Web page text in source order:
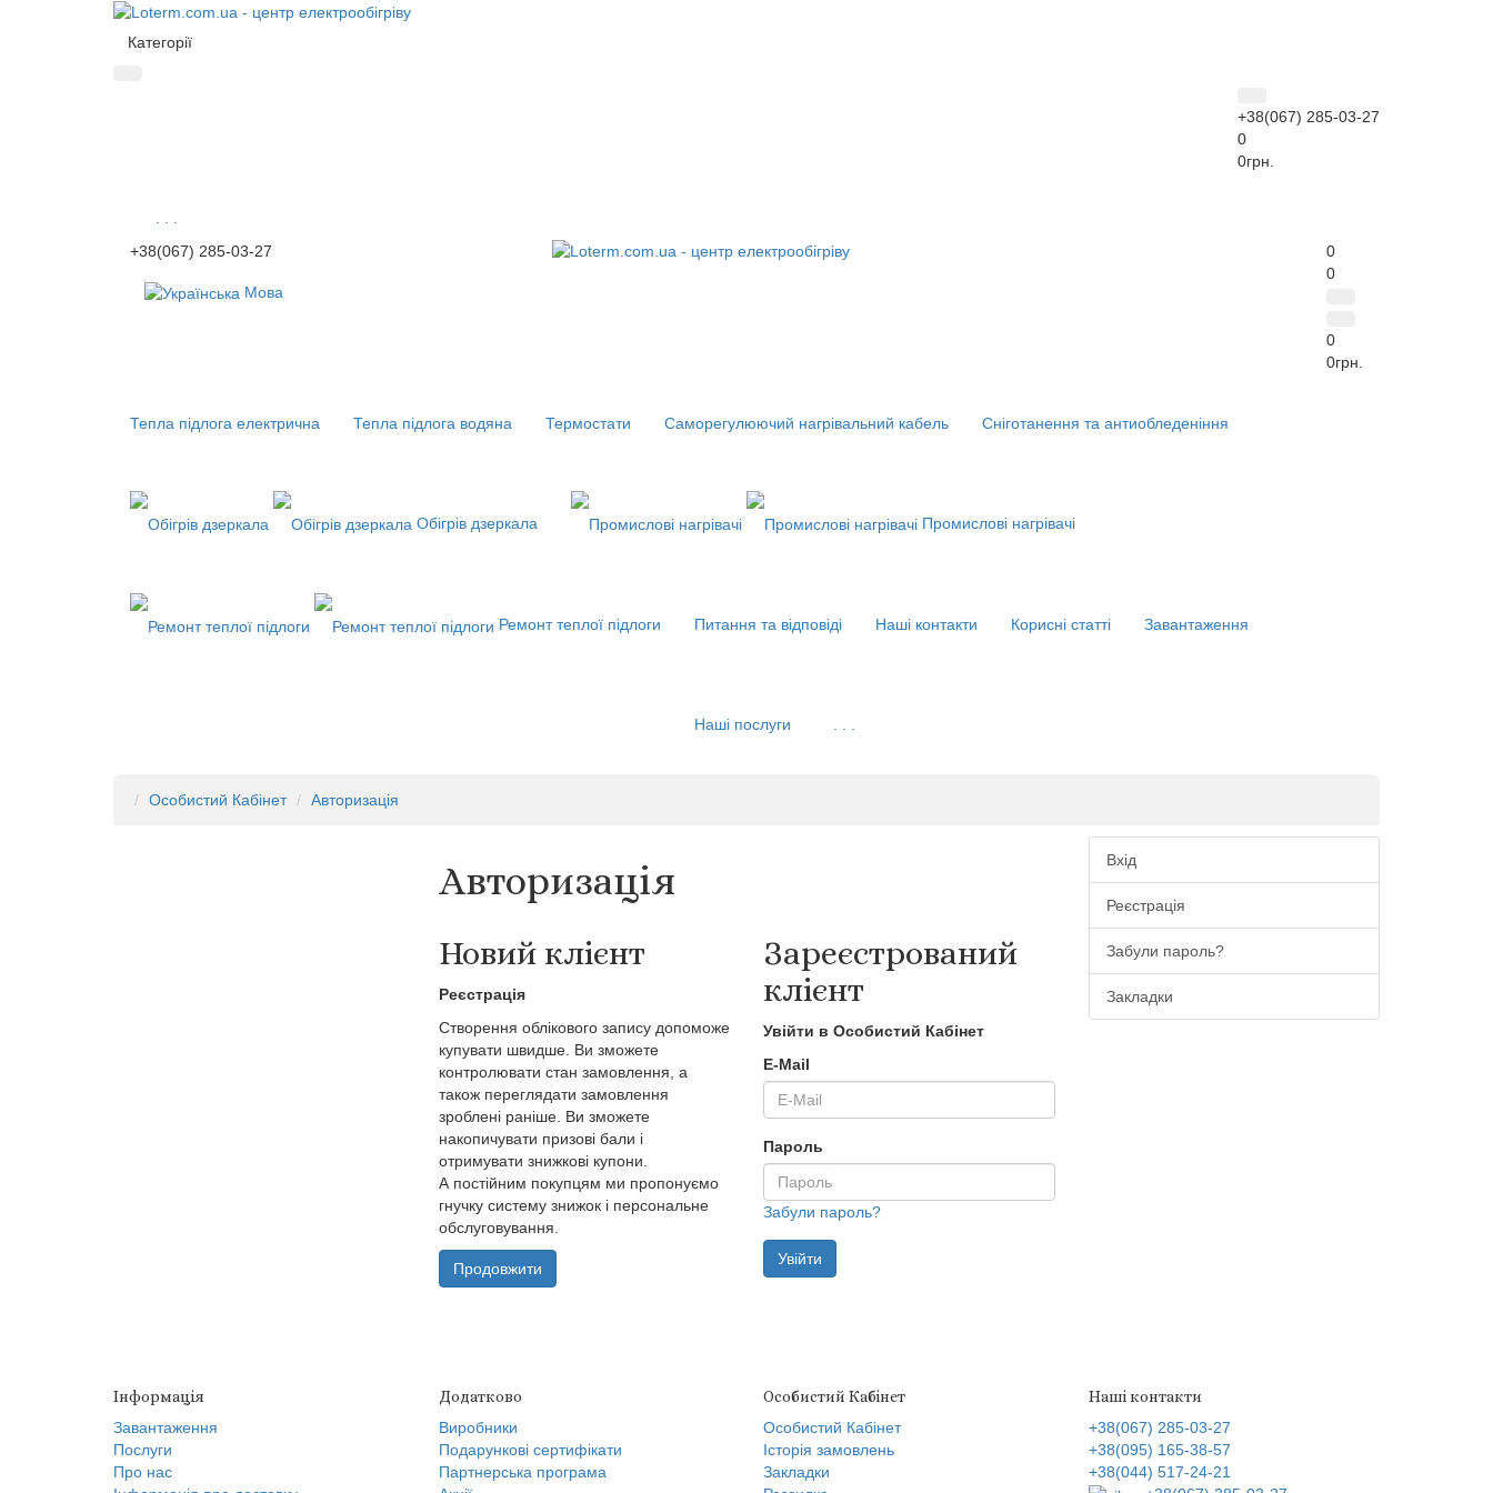
Категорії
+38(067) 285-03-27
0
0грн.
+38(067) 285-03-27
Мова
0
0
0
0грн.
Тепла підлога електрична Тепла підлога водяна Термостати Саморегулюючий нагрівальний кабель Сніготанення та антиобледеніння
Обігрів дзеркала Промислові нагрівачі
Ремонт теплої підлоги Питання та відповіді Наші контакти Корисні статті Завантаження
Наші послуги . . .
Особистий Кабінет Авторизація
Авторизація
Новий клієнт
Реєстрація
Створення облікового запису допоможе
купувати швидше. Ви зможете
контролювати стан замовлення, а
також переглядати замовлення
зроблені раніше. Ви зможете
накопичувати призові бали і
отримувати знижкові купони.
А постійним покупцям ми пропонуємо
гнучку систему знижок і персональне
обслуговування.
Продовжити
Зареєстрований
клієнт
Увійти в Особистий Кабінет
E-Mail
Пароль
Забули пароль?
Вхід
Реєстрація
Забули пароль?
Закладки
Інформація
Завантаження
Послуги
Про нас
Додатково
Виробники
Подарункові сертифікати
Партнерська програма
Особистий Кабінет
Особистий Кабінет
Історія замовлень
Закладки
Наші контакти
+38(067) 285-03-27
+38(095) 165-38-57
+38(044) 517-24-21